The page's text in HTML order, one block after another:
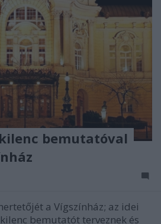
bemutatóval
a Vígszínház; az idei
bemutatót terveznek és